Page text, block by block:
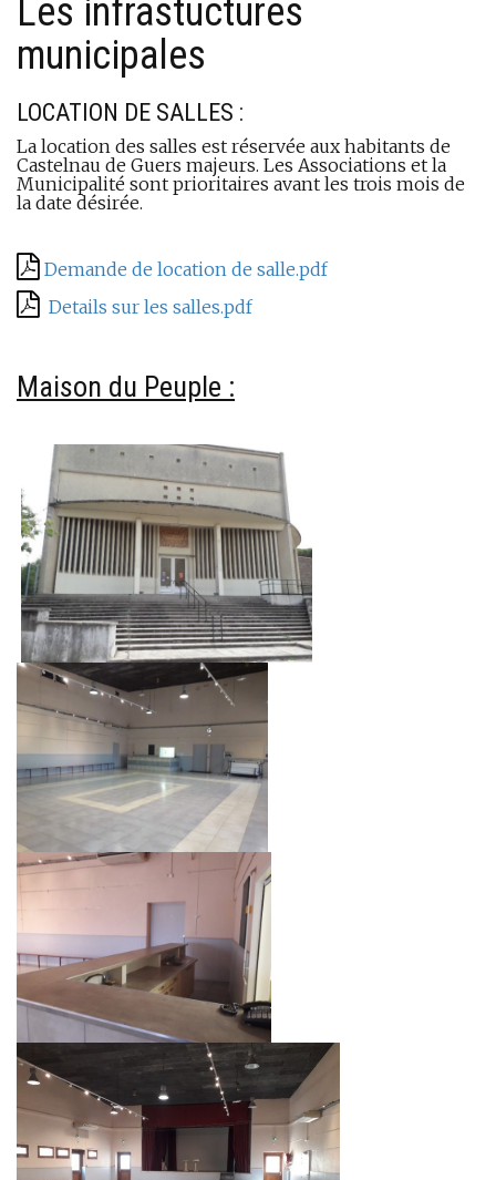
Les infrastuctures
municipales
LOCATION DE SALLES :
La location des salles est réservée aux habitants de
Castelnau de Guers majeurs. Les Associations et la
Municipalité sont prioritaires avant les trois mois de
la date désirée.
Demande de location de salle.pdf
Details sur les salles.pdf
Maison du Peuple :